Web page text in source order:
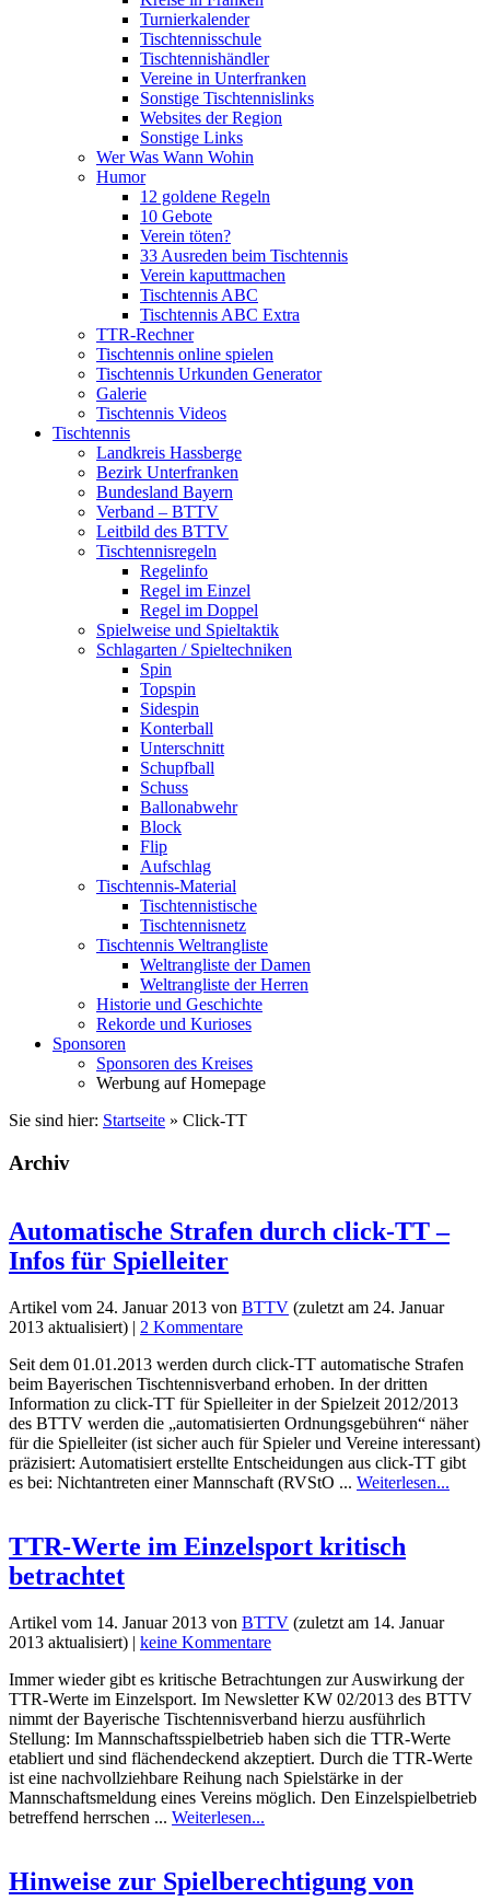
Turnierkalender
Tischtennisschule
Tischtennishändler
Vereine in Unterfranken
Sonstige Tischtennislinks
Websites der Region
Sonstige Links
Wer Was Wann Wohin
Humor
12 goldene Regeln
10 Gebote
Verein töten?
33 Ausreden beim Tischtennis
Verein kaputtmachen
Tischtennis ABC
Tischtennis ABC Extra
TTR-Rechner
Tischtennis online spielen
Tischtennis Urkunden Generator
Galerie
Tischtennis Videos
Tischtennis
Landkreis Hassberge
Bezirk Unterfranken
Bundesland Bayern
Verband – BTTV
Leitbild des BTTV
Tischtennisregeln
Regelinfo
Regel im Einzel
Regel im Doppel
Spielweise und Spieltaktik
Schlagarten / Spieltechniken
Spin
Topspin
Sidespin
Konterball
Unterschnitt
Schupfball
Schuss
Ballonabwehr
Block
Flip
Aufschlag
Tischtennis-Material
Tischtennistische
Tischtennisnetz
Tischtennis Weltrangliste
Weltrangliste der Damen
Weltrangliste der Herren
Historie und Geschichte
Rekorde und Kurioses
Sponsoren
Sponsoren des Kreises
Werbung auf Homepage
Sie sind hier: Startseite » Click-TT
Archiv
Automatische Strafen durch click-TT –
Infos für Spielleiter
Artikel vom 24. Januar 2013 von BTTV (zuletzt am 24. Januar
2013 aktualisiert) | 2 Kommentare
Seit dem 01.01.2013 werden durch click-TT automatische Strafen
beim Bayerischen Tischtennisverband erhoben. In der dritten
Information zu click-TT für Spielleiter in der Spielzeit 2012/2013
des BTTV werden die „automatisierten Ordnungsgebühren“ näher
für die Spielleiter (ist sicher auch für Spieler und Vereine interessant)
präzisiert: Automatisiert erstellte Entscheidungen aus click-TT gibt
es bei: Nichtantreten einer Mannschaft (RVStO ... Weiterlesen...
TTR-Werte im Einzelsport kritisch
betrachtet
Artikel vom 14. Januar 2013 von BTTV (zuletzt am 14. Januar
2013 aktualisiert) | keine Kommentare
Immer wieder gibt es kritische Betrachtungen zur Auswirkung der
TTR-Werte im Einzelsport. Im Newsletter KW 02/2013 des BTTV
nimmt der Bayerische Tischtennisverband hierzu ausführlich
Stellung: Im Mannschaftsspielbetrieb haben sich die TTR-Werte
etabliert und sind flächendeckend akzeptiert. Durch die TTR-Werte
ist eine nachvollziehbare Reihung nach Spielstärke in der
Mannschaftsmeldung eines Vereins möglich. Den Einzelspielbetrieb
betreffend herrschen ... Weiterlesen...
Hinweise zur Spielberechtigung von